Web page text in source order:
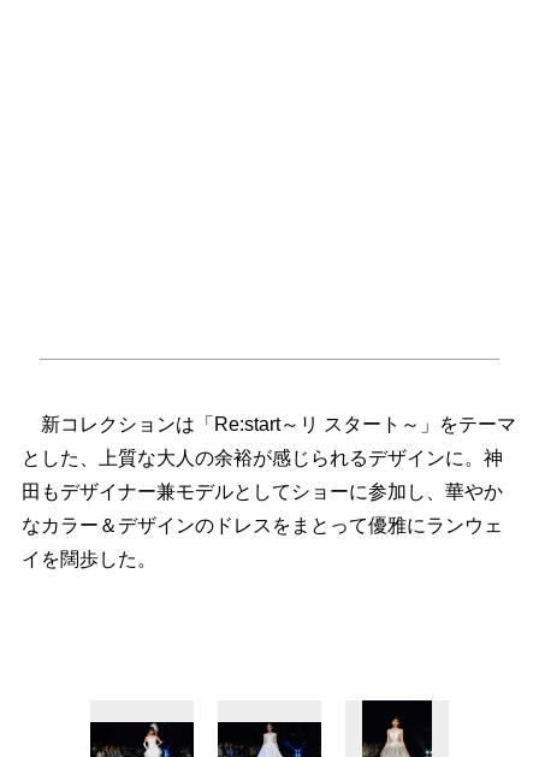
新コレクションは「Re:start～リ スタート～」をテーマ
とした、上質な大人の余裕が感じられるデザインに。神
田もデザイナー兼モデルとしてショーに参加し、華やか
なカラー＆デザインのドレスをまとって優雅にランウェ
イを闊歩した。